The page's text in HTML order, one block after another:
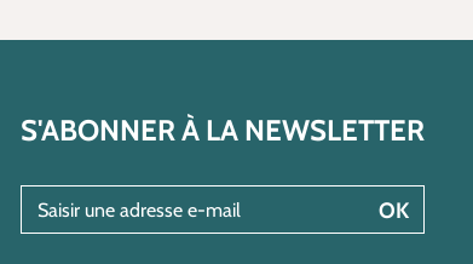
S'ABONNER À LA NEWSLETTER
OK